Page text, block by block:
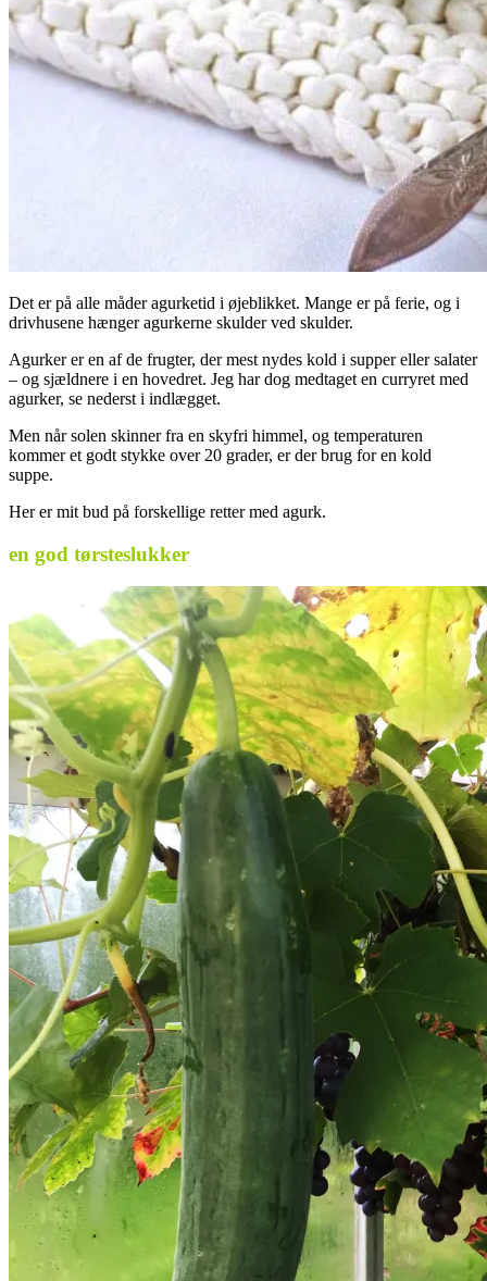
Det er på alle måder agurketid i øjeblikket. Mange er på ferie, og i
drivhusene hænger agurkerne skulder ved skulder.
Agurker er en af de frugter, der mest nydes kold i supper eller salater
– og sjældnere i en hovedret. Jeg har dog medtaget en curryret med
agurker, se nederst i indlægget.
Men når solen skinner fra en skyfri himmel, og temperaturen
kommer et godt stykke over 20 grader, er der brug for en kold
suppe.
Her er mit bud på forskellige retter med agurk.
en god tørsteslukker